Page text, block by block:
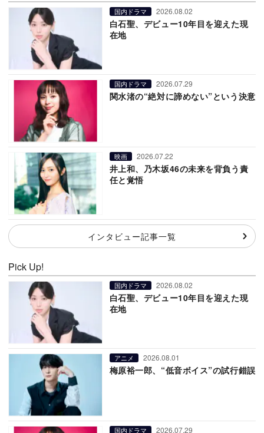
国内ドラマ 2026.08.02
白石聖、デビュー10年目を迎えた現
在地
国内ドラマ 2026.07.29
関水渚の“絶対に諦めない”という決意
映画 2026.07.22
井上和、乃木坂46の未来を背負う責
任と覚悟
インタビュー記事一覧
Pick Up!
国内ドラマ 2026.08.02
白石聖、デビュー10年目を迎えた現
在地
アニメ 2026.08.01
梅原裕一郎、“低音ボイス”の試行錯誤
国内ドラマ 2026.07.29